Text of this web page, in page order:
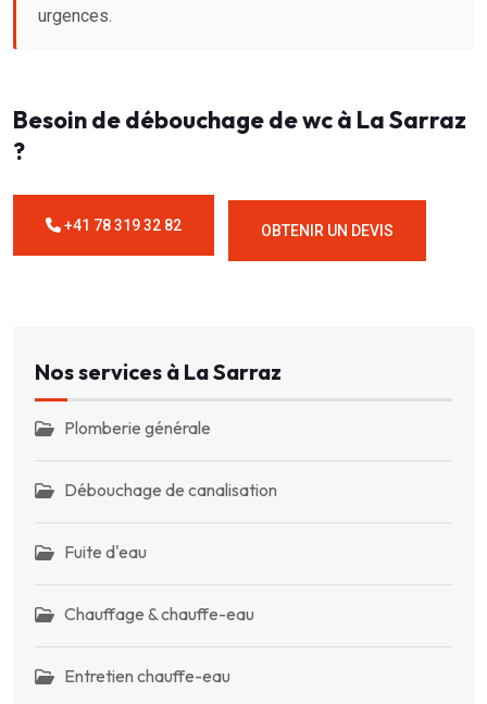
urgences.
Besoin de débouchage de wc à La Sarraz
?
+41 78 319 32 82 OBTENIR UN DEVIS
Nos services à La Sarraz
Plomberie générale
Débouchage de canalisation
Fuite d'eau
Chauffage & chauffe-eau
Entretien chauffe-eau